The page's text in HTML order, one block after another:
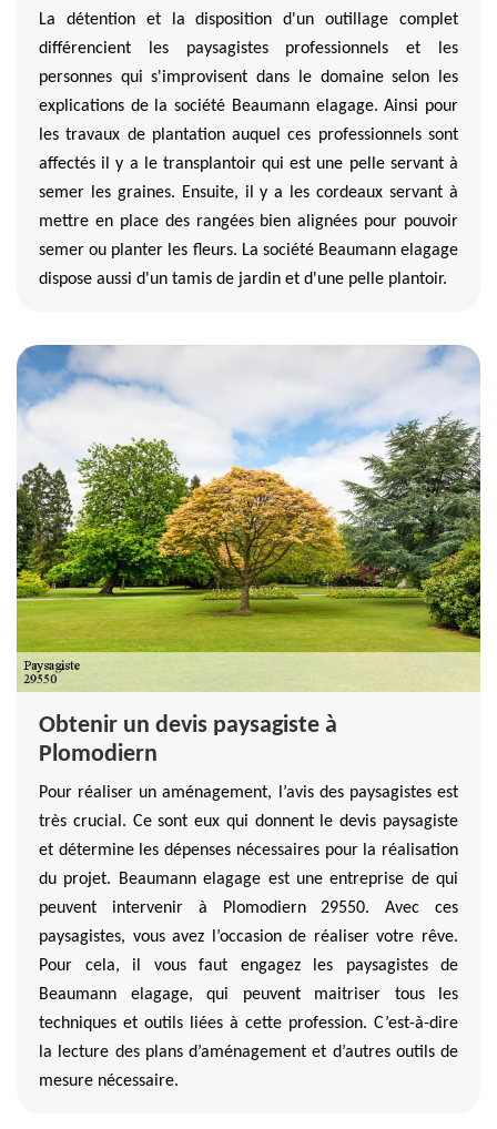
La détention et la disposition d'un outillage complet
différencient les paysagistes professionnels et les
personnes qui s'improvisent dans le domaine selon les
explications de la société Beaumann elagage. Ainsi pour
les travaux de plantation auquel ces professionnels sont
affectés il y a le transplantoir qui est une pelle servant à
semer les graines. Ensuite, il y a les cordeaux servant à
mettre en place des rangées bien alignées pour pouvoir
semer ou planter les fleurs. La société Beaumann elagage
dispose aussi d'un tamis de jardin et d'une pelle plantoir.
Obtenir un devis paysagiste à
Plomodiern
Pour réaliser un aménagement, l’avis des paysagistes est
très crucial. Ce sont eux qui donnent le devis paysagiste
et détermine les dépenses nécessaires pour la réalisation
du projet. Beaumann elagage est une entreprise de qui
peuvent intervenir à Plomodiern 29550. Avec ces
paysagistes, vous avez l’occasion de réaliser votre rêve.
Pour cela, il vous faut engagez les paysagistes de
Beaumann elagage, qui peuvent maitriser tous les
techniques et outils liées à cette profession. C’est-à-dire
la lecture des plans d’aménagement et d’autres outils de
mesure nécessaire.